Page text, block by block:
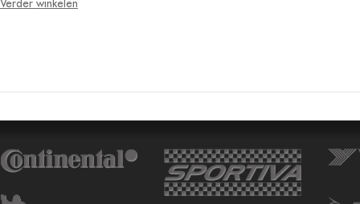
Verder winkelen